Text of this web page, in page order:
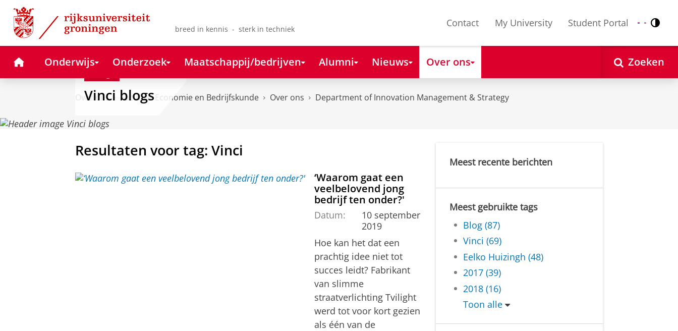
Skip
Content
Skip
Navigation
breed in kennis - sterk in techniek
Contact My University Student Portal Nederlands
English
HomeOnderwijs Onderzoek Maatschappij/bedrijven Alumni Nieuws Over ons Zoeken
Over ons Faculteit Economie en Bedrijfskunde Over ons Department of Innovation Management & Strategy
Vinci blogs
Resultaten voor tag: Vinci
‘Waarom gaat een
veelbelovend jong
bedrijf ten onder?'
Datum:
10 september
2019
Hoe kan het dat een
prachtig idee niet tot
succes leidt? Fabrikant
van slimme
straatverlichting Tvilight
werd tot voor kort gezien
als één van de
Meest recente berichten
Meest gebruikte tags
Blog (87)
Vinci (69)
Eelko Huizingh (48)
2017 (39)
2018 (16)
Toon alle